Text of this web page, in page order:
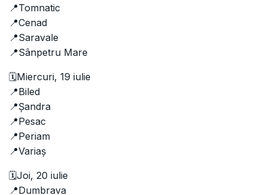
📍Tomnatic
📍Cenad
📍Saravale
📍Sânpetru Mare
🗓️Miercuri, 19 iulie
📍Biled
📍Șandra
📍Pesac
📍Periam
📍Variaș
🗓️Joi, 20 iulie
📍Dumbrava